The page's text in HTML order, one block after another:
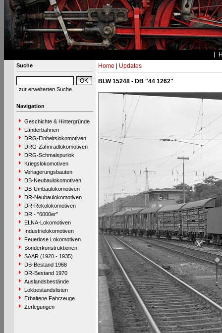
Suche
zur erweiterten Suche
Navigation
Geschichte & Hintergründe
Länderbahnen
DRG-Einheitslokomotiven
DRG-Zahnradlokomotiven
DRG-Schmalspurlok.
Kriegslokomotiven
Verlagerungsbauten
DB-Neubaulokomotiven
DB-Umbaulokomotiven
DR-Neubaulokomotiven
DR-Rekolokomotiven
DR - "6000er"
ELNA-Lokomotiven
Industrielokomotiven
Feuerlose Lokomotiven
Sonderkonstruktionen
SAAR (1920 - 1935)
DB-Bestand 1968
DR-Bestand 1970
Auslandsbestände
Lokbestandslisten
Erhaltene Fahrzeuge
Zerlegungen
Home Updates
BLW 15248 - DB "44 1262"